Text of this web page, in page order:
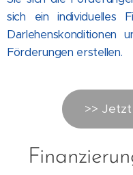
sich ein individuelles
Darlehenskonditionen
Förderungen erstellen.
>>